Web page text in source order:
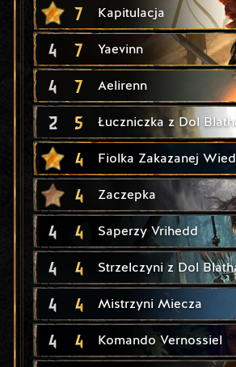
7 Kapitulacja
4 7 Yaevinn
4 7 Aelirenn
2 5 Łuczniczka z Dol
4 Fiolka Zakazanej
4 Zaczepka
4 4 Saperzy Vrihedd
4 4 Strzelczyni z Dol
4 4 Mistrzyni Miecza
4 4 Komando Vernossiel